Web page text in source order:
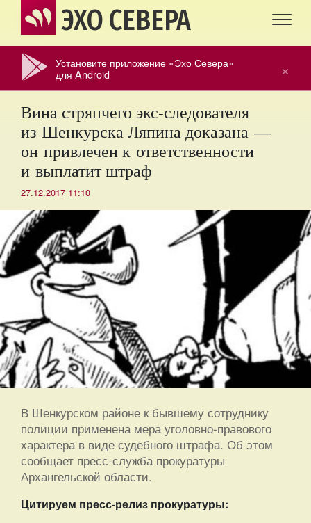
ЭХО СЕВЕРА
×
Установите приложение «Эхо Севера»
для Android
Вина стряпчего экс-следователя
из Шенкурска Ляпина доказана —
он привлечен к ответственности
и выплатит штраф
27.12.2017 11:10
В Шенкурском районе к бывшему сотруднику
полиции применена мера уголовно-правового
характера в виде судебного штрафа. Об этом
сообщает пресс-служба прокуратуры
Архангельской области.
Цитируем пресс-релиз прокуратуры: